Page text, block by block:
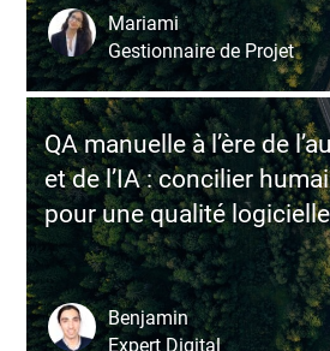
Mariami
Gestionnaire de Projet
QA manuelle à l’ère de
et de l’IA : concilier
pour une qualité
Benjamin
Expert Digital